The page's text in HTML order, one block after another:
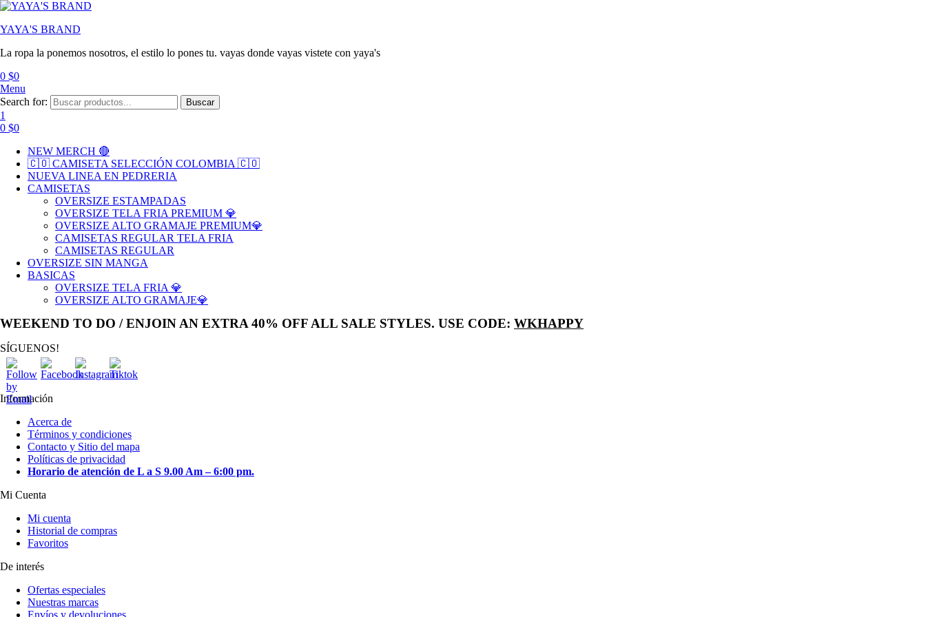
YAYA'S BRAND
La ropa la ponemos nosotros, el estilo lo pones tu. vayas donde vayas vistete con yaya's
0 $0
Menu
Search for:
Buscar
1
0 $0
NEW MERCH 🔴
🇨🇴 CAMISETA SELECCIÓN COLOMBIA 🇨🇴
NUEVA LINEA EN PEDRERIA
CAMISETAS
OVERSIZE ESTAMPADAS
OVERSIZE TELA FRIA PREMIUM 💎
OVERSIZE ALTO GRAMAJE PREMIUM💎
CAMISETAS REGULAR TELA FRIA
CAMISETAS REGULAR
OVERSIZE SIN MANGA
BASICAS
OVERSIZE TELA FRIA 💎
OVERSIZE ALTO GRAMAJE💎
WEEKEND TO DO / ENJOIN AN EXTRA 40% OFF ALL SALE STYLES. USE CODE: WKHAPPY
SÍGUENOS!
Información
Acerca de
Términos y condiciones
Contacto y Sitio del mapa
Políticas de privacidad
Horario de atención de L a S 9.00 Am – 6:00 pm.
Mi Cuenta
Mi cuenta
Historial de compras
Favoritos
De interés
Ofertas especiales
Nuestras marcas
Envíos y devoluciones